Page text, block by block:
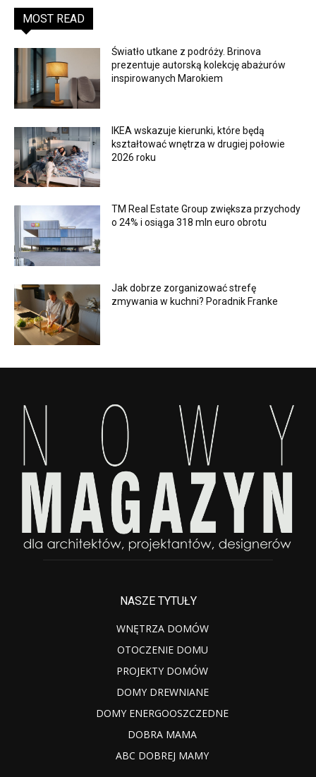
MOST READ
Światło utkane z podróży. Brinova
prezentuje autorską kolekcję abażurów
inspirowanych Marokiem
IKEA wskazuje kierunki, które będą
kształtować wnętrza w drugiej połowie
2026 roku
TM Real Estate Group zwiększa przychody
o 24% i osiąga 318 mln euro obrotu
Jak dobrze zorganizować strefę
zmywania w kuchni? Poradnik Franke
NASZE TYTUŁY
WNĘTRZA DOMÓW
OTOCZENIE DOMU
PROJEKTY DOMÓW
DOMY DREWNIANE
DOMY ENERGOOSZCZEDNE
DOBRA MAMA
ABC DOBREJ MAMY